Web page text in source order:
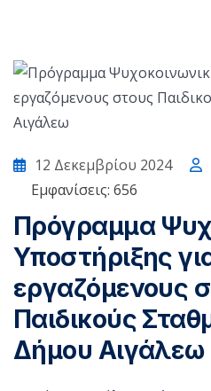
12 Δεκεμβρίου 2024
Εμφανίσεις: 656
Πρόγραμμα
Υποστήριξης
εργαζόμενους
Παιδικούς
Δήμου Αιγάλεω